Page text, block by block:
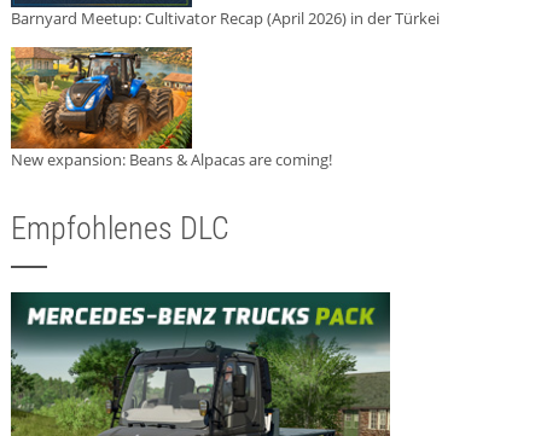
Barnyard Meetup: Cultivator Recap (April 2026) in der Türkei
New expansion: Beans & Alpacas are coming!
Empfohlenes DLC